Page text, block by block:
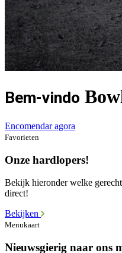
Bem-vindo
Encomendar agora
Favorieten
Onze hardlopers!
Bekijk hieronder welke
direct!
Bekijken
Menukaart
Nieuwsgierig naar ons